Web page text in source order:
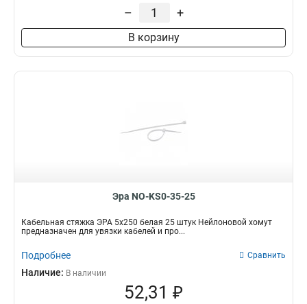
– +
В корзину
Эра NO-KS0-35-25
Кабельная стяжка ЭРА 5x250 белая 25 штук Нейлоновой хомут
предназначен для увязки кабелей и про...
Подробнее Сравнить
Наличие: В наличии
52,31 ₽